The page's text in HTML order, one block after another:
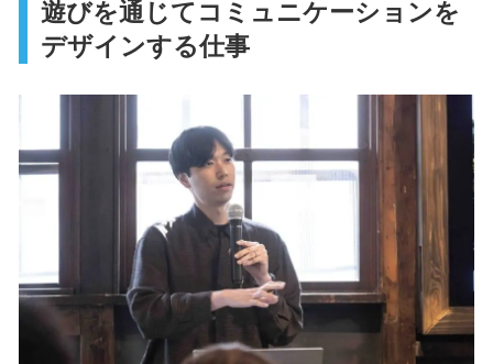
遊びを通じてコミュニケーションを
デザインする仕事